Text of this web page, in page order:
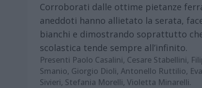
Corroborati dalle ottime pietanze
aneddoti hanno allietato la serata,
bianchi e dimostrando soprattutto
scolastica tende sempre all’infinito.
Presenti Paolo Casalini, Cesare Stabellini,
Smanio, Giorgio Dioli, Antonello Ruttilio,
Sivieri, Stefania Morelli, Violetta Minarelli.